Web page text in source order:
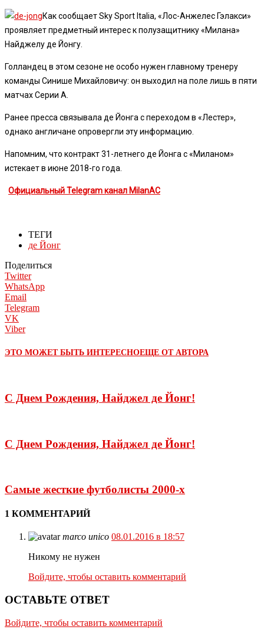
Как сообщает Sky Sport Italia, «Лос-Анжелес Гэлакси»
проявляет предметный интерес к полузащитнику «Милана»
Найджелу де Йонгу.
Голландец в этом сезоне не особо нужен главному тренеру
команды Синише Михайловичу: он выходил на поле лишь в пяти
матчах Серии А.
Ранее пресса связывала де Йонга с переходом в «Лестер»,
однако англичане опровергли эту информацию.
Напомним, что контракт 31-летнего де Йонга с «Миланом»
истекает в июне 2018-го года.
Официальный Telegram канал MilanAC
ТЕГИ
де Йонг
Поделиться
Twitter
WhatsApp
Email
Telegram
VK
Viber
ЭТО МОЖЕТ БЫТЬ ИНТЕРЕСНОЕЩЕ ОТ АВТОРА
С Днем Рождения, Найджел де Йонг!
С Днем Рождения, Найджел де Йонг!
Самые жесткие футболисты 2000-х
1 КОММЕНТАРИЙ
marco unico 08.01.2016 в 18:57
Никому не нужен
Войдите, чтобы оставить комментарий
ОСТАВЬТЕ ОТВЕТ
Войдите, чтобы оставить комментарий